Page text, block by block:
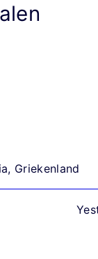
Griekenland